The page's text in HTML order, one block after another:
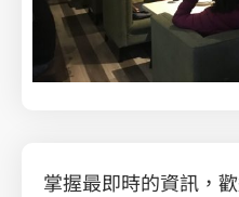
掌握最即時的資訊，